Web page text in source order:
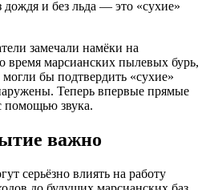
дождя и без льда — это «сухие»
замечали намёки на
время марсианских пылевых бурь,
бы подтвердить «сухие»
Теперь впервые прямые
помощью звука.
важно
серьёзно влиять на работу